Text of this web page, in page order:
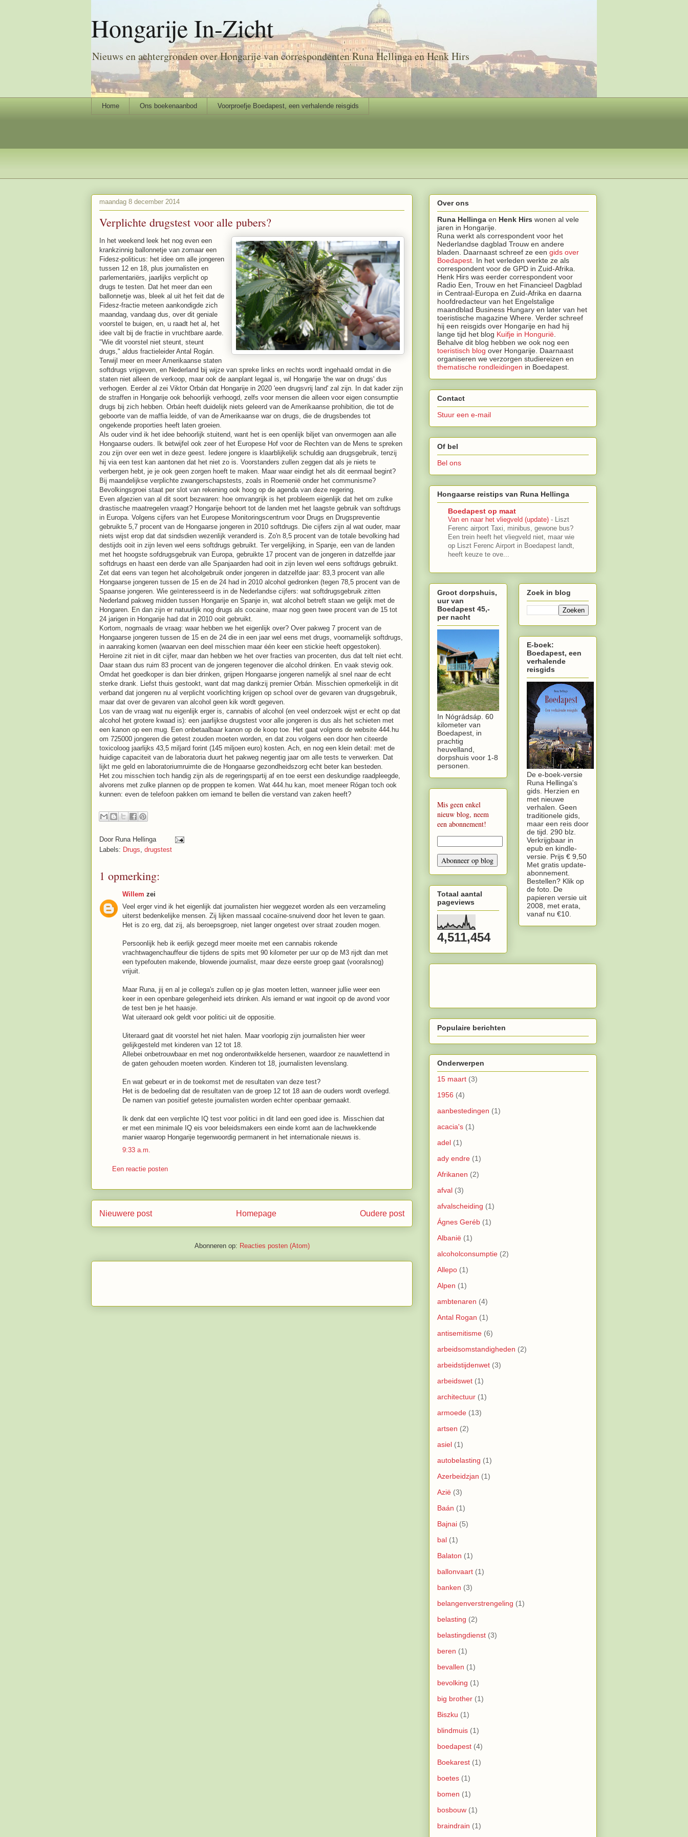
Hongarije In-Zicht
Nieuws en achtergronden over Hongarije van correspondenten Runa Hellinga en Henk Hirs
Home Ons boekenaanbod Voorproefje Boedapest, een verhalende reisgids
maandag 8 december 2014
Verplichte drugstest voor alle pubers?
In het weekend leek het nog even een
krankzinnig ballonnetje van zomaar een
Fidesz-politicus: het idee om alle jongeren
tussen 12 en 18, plus journalisten en
parlementariërs, jaarlijks verplicht op
drugs te testen. Dat het meer dan een
ballonnetje was, bleek al uit het feit dat de
Fidesz-fractie meteen aankondigde zich
maandag, vandaag dus, over dit geniale
voorstel te buigen, en, u raadt het al, het
idee valt bij de fractie in vruchtbare aarde.
"Wie dit voorstel niet steunt, steunt
drugs," aldus fractieleider Antal Rogán.
Terwijl meer en meer Amerikaanse staten
softdrugs vrijgeven, en Nederland bij wijze van spreke links en rechts wordt ingehaald omdat in die
staten niet alleen de verkoop, maar ook de aanplant legaal is, wil Hongarije 'the war on drugs' dus
verhogen. Eerder al zei Viktor Orbán dat Hongarije in 2020 'een drugsvrij land' zal zijn. In dat kader zijn
de straffen in Hongarije ook behoorlijk verhoogd, zelfs voor mensen die alleen voor eigen consumptie
drugs bij zich hebben. Orbán heeft duidelijk niets geleerd van de Amerikaanse prohibition, die tot de
geboorte van de maffia leidde, of van de Amerikaanse war on drugs, die de drugsbendes tot
ongekende proporties heeft laten groeien.
Als ouder vind ik het idee behoorlijk stuitend, want het is een openlijk biljet van onvermogen aan alle
Hongaarse ouders. Ik betwijfel ook zeer of het Europese Hof voor de Rechten van de Mens te spreken
zou zijn over een wet in deze geest. Iedere jongere is klaarblijkelijk schuldig aan drugsgebruik, tenzij
hij via een test kan aantonen dat het niet zo is. Voorstanders zullen zeggen dat als je niets te
verbergen hebt, je je ook geen zorgen hoeft te maken. Maar waar eindigt het als dit eenmaal begint?
Bij maandelijkse verplichte zwangerschapstests, zoals in Roemenië onder het communisme?
Bevolkingsgroei staat per slot van rekening ook hoog op de agenda van deze regering.
Even afgezien van al dit soort bezwaren: hoe omvangrijk is het probleem eigenlijk dat het om zulke
drastische maatregelen vraagt? Hongarije behoort tot de landen met het laagste gebruik van softdrugs
in Europa. Volgens cijfers van het Europese Monitoringscentrum voor Drugs en Drugspreventie
gebruikte 5,7 procent van de Hongaarse jongeren in 2010 softdrugs. Die cijfers zijn al wat ouder, maar
niets wijst erop dat dat sindsdien wezenlijk veranderd is. Zo'n 8,5 procent van de totale bevolking had
destijds ooit in zijn leven wel eens softdrugs gebruikt. Ter vergelijking, in Spanje, een van de landen
met het hoogste sofdrugsgebruik van Europa, gebruikte 17 procent van de jongeren in datzelfde jaar
softdrugs en haast een derde van alle Spanjaarden had ooit in zijn leven wel eens softdrugs gebruikt.
Zet dat eens van tegen het alcoholgebruik onder jongeren in datzelfde jaar: 83,3 procent van alle
Hongaarse jongeren tussen de 15 en de 24 had in 2010 alcohol gedronken (tegen 78,5 procent van de
Spaanse jongeren. Wie geïnteresseerd is in de Nederlandse cijfers: wat softdrugsgebruik zitten
Nederland pakweg midden tussen Hongarije en Spanje in, wat alcohol betreft staan we gelijk met de
Hongaren. En dan zijn er natuurlijk nog drugs als cocaine, maar nog geen twee procent van de 15 tot
24 jarigen in Hongarije had dat in 2010 ooit gebruikt.
Kortom, nogmaals de vraag: waar hebben we het eigenlijk over? Over pakweg 7 procent van de
Hongaarse jongeren tussen de 15 en de 24 die in een jaar wel eens met drugs, voornamelijk softdrugs,
in aanraking komen (waarvan een deel misschien maar één keer een stickie heeft opgestoken).
Heroïne zit niet in dit cijfer, maar dan hebben we het over fracties van procenten, dus dat telt niet echt.
Daar staan dus ruim 83 procent van de jongeren tegenover die alcohol drinken. En vaak stevig ook.
Omdat het goedkoper is dan bier drinken, grijpen Hongaarse jongeren namelijk al snel naar de echt
sterke drank. Liefst thuis gestookt, want dat mag dankzij premier Orbán. Misschien opmerkelijk in dit
verband dat jongeren nu al verplicht voorlichting krijgen op school over de gevaren van drugsgebruik,
maar dat over de gevaren van alcohol geen kik wordt gegeven.
Los van de vraag wat nu eigenlijk erger is, cannabis of alcohol (en veel onderzoek wijst er echt op dat
alcohol het grotere kwaad is): een jaarlijkse drugstest voor alle jongeren is dus als het schieten met
een kanon op een mug. Een onbetaalbaar kanon op de koop toe. Het gaat volgens de website 444.hu
om 725000 jongeren die getest zouden moeten worden, en dat zou volgens een door hen citeerde
toxicoloog jaarlijks 43,5 miljard forint (145 miljoen euro) kosten. Ach, en nog een klein detail: met de
huidige capaciteit van de laboratoria duurt het pakweg negentig jaar om alle tests te verwerken. Dat
lijkt me geld en laboratoriumruimte die de Hongaarse gezondheidszorg echt beter kan besteden.
Het zou misschien toch handig zijn als de regeringspartij af en toe eerst een deskundige raadpleegde,
alvorens met zulke plannen op de proppen te komen. Wat 444.hu kan, moet meneer Rógan toch ook
kunnen: even de telefoon pakken om iemand te bellen die verstand van zaken heeft?
Door Runa Hellinga
Labels: Drugs drugstest
1 opmerking:
Willem zei
Veel erger vind ik het eigenlijk dat journalisten hier weggezet worden als een verzameling
uiterst bedenkelijke mensen. Zij lijken massaal cocaïne-snuivend door het leven te gaan.
Het is zo erg, dat zij, als beroepsgroep, niet langer ongetest over straat zouden mogen.
Persoonlijk heb ik eerlijk gezegd meer moeite met een cannabis rokende
vrachtwagenchauffeur die tijdens de spits met 90 kilometer per uur op de M3 rijdt dan met
een typefouten makende, blowende journalist, maar deze eerste groep gaat (vooralsnog)
vrijuit.
Maar Runa, jij en al je collega's zullen op je glas moeten letten, wanneer jullie weer een
keer in een openbare gelegenheid iets drinken. Als iemand er wat ingooit op de avond voor
de test ben je het haasje.
Wat uiteraard ook geldt voor politici uit de oppositie.
Uiteraard gaat dit voorstel het niet halen. Maar voorlopig zijn journalisten hier weer
gelijkgesteld met kinderen van 12 tot 18.
Allebei onbetrouwbaar en met nog onderontwikkelde hersenen, waardoor ze nauwlettend in
de gaten gehouden moeten worden. Kinderen tot 18, journalisten levenslang.
En wat gebeurt er in de toekomst met de resultaten van deze test?
Het is de bedoeling dat de resultaten van de groep 12 tot 18 aan de ouders wordt overlegd.
De namen van positief geteste journalisten worden echter openbaar gemaakt.
Ik denk dat een verplichte IQ test voor politici in dit land een goed idee is. Misschien dat
er met een minimale IQ eis voor beleidsmakers een einde komt aan de lachwekkende
manier waarop Hongarije tegenwoordig permanent in het internationale nieuws is.
9:33 a.m.
Een reactie posten
Nieuwere post Oudere post
Homepage
Abonneren op: Reacties posten (Atom)
Over ons
Runa Hellinga en Henk Hirs wonen al vele
jaren in Hongarije.
Runa werkt als correspondent voor het
Nederlandse dagblad Trouw en andere
bladen. Daarnaast schreef ze een gids over
Boedapest In het verleden werkte ze als
correspondent voor de GPD in Zuid-Afrika.
Henk Hirs was eerder correspondent voor
Radio Een, Trouw en het Financieel Dagblad
in Centraal-Europa en Zuid-Afrika en daarna
hoofdredacteur van het Engelstalige
maandblad Business Hungary en later van het
toeristische magazine Where. Verder schreef
hij een reisgids over Hongarije en had hij
lange tijd het blog Kuifje in Hongurië
Behalve dit blog hebben we ook nog een
toeristisch blog over Hongarije. Daarnaast
organiseren we verzorgen studiereizen en
thematische rondleidingen in Boedapest.
Contact
Stuur een e-mail
Of bel
Bel ons
Hongaarse reistips van Runa Hellinga
Boedapest op maat
Van en naar het vliegveld (update) - Liszt
Ferenc airport Taxi, minibus, gewone bus?
Een trein heeft het vliegveld niet, maar wie
op Liszt Ferenc Airport in Boedapest landt,
heeft keuze te ove...
Groot dorpshuis,
uur van
Boedapest 45,-
per nacht
In Nógrádsáp. 60
kilometer van
Boedapest, in
prachtig
heuvelland,
dorpshuis voor 1-8
personen.
Mis geen enkel
nieuw blog, neem
een abonnement!
Totaal aantal
pageviews
4,511,454
Zoek in blog
E-boek:
Boedapest, een
verhalende
reisgids
De e-boek-versie
Runa Hellinga's
gids. Herzien en
met nieuwe
verhalen. Geen
traditionele gids,
maar een reis door
de tijd. 290 blz.
Verkrijgbaar in
epub en kindle-
versie. Prijs € 9,50
Met gratis update-
abonnement.
Bestellen? Klik op
de foto. De
papieren versie uit
2008, met erata,
vanaf nu €10.
Populaire berichten
Onderwerpen
15 maart (3)
1956 (4)
aanbestedingen (1)
acacia's (1)
adel (1)
ady endre (1)
Afrikanen (2)
afval (3)
afvalscheiding (1)
Ágnes Geréb (1)
Albanië (1)
alcoholconsumptie (2)
Allepo (1)
Alpen (1)
ambtenaren (4)
Antal Rogan (1)
antisemitisme (6)
arbeidsomstandigheden (2)
arbeidstijdenwet (3)
arbeidswet (1)
architectuur (1)
armoede (13)
artsen (2)
asiel (1)
autobelasting (1)
Azerbeidzjan (1)
Azië (3)
Baán (1)
Bajnai (5)
bal (1)
Balaton (1)
ballonvaart (1)
banken (3)
belangenverstrengeling (1)
belasting (2)
belastingdienst (3)
beren (1)
bevallen (1)
bevolking (1)
big brother (1)
Biszku (1)
blindmuis (1)
boedapest (4)
Boekarest (1)
boetes (1)
bomen (1)
bosbouw (1)
braindrain (1)